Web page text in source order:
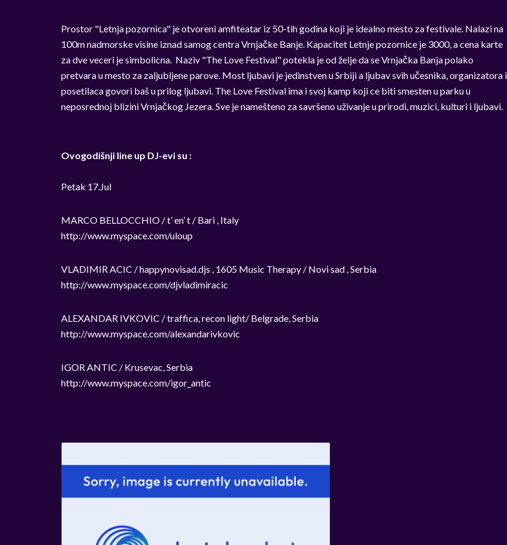
Prostor "Letnja pozornica" je otvoreni amfiteatar iz 50-tih godina koji je idealno mesto za festivale. Nalazi na
100m nadmorske visine iznad samog centra Vrnjačke Banje. Kapacitet Letnje pozornice je 3000, a cena karte
za dve veceri je simbolicna. Naziv "The Love Festival" potekla je od želje da se Vrnjačka Banja polako
pretvara u mesto za zaljubljene parove. Most ljubavi je jedinstven u Srbiji a ljubav svih učesnika, organizatora i
posetilaca govori baš u prilog ljubavi. The Love Festival ima i svoj kamp koji ce biti smesten u parku u
neposrednoj blizini Vrnjačkog Jezera. Sve je namešteno za savršeno uživanje u prirodi, muzici, kulturi i ljubavi.
Ovogodišnji line up DJ-evi su :
Petak 17.Jul
MARCO BELLOCCHIO / t’ en’ t / Bari , Italy
http://www.myspace.com/uloup
VLADIMIR ACIC / happynovisad.djs , 1605 Music Therapy / Novi sad , Serbia
http://www.myspace.com/djvladimiracic
ALEXANDAR IVKOVIC / traffica, recon light/ Belgrade, Serbia
http://www.myspace.com/alexandarivkovic
IGOR ANTIC / Krusevac, Serbia
http://www.myspace.com/igor_antic